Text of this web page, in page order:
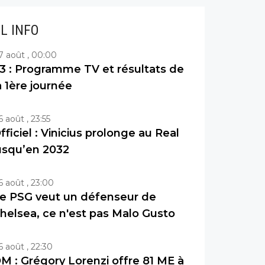
INFO
août , 00:00
: Programme TV et résultats de
1ère journée
août , 23:55
: Vinicius prolonge au Real
2032
août , 23:00
PSG veut un défenseur de
ce n'est pas Malo Gusto
août , 22:30
: Grégory Lorenzi offre 81 ME à